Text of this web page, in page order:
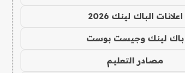
اعلانات الباك لينك 2026
باك لينك وجيست بوست
مصادر التعليم